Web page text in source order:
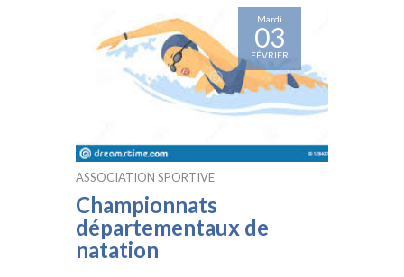
Mardi
03
FÉVRIER
ASSOCIATION SPORTIVE
Championnats
départementaux de
natation